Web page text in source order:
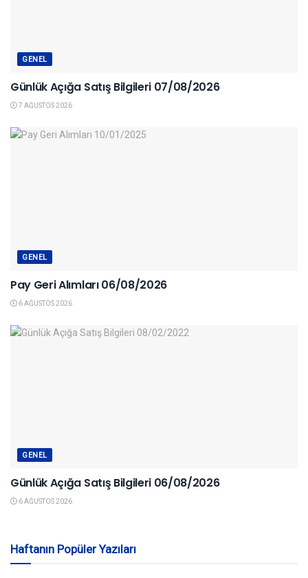
GENEL
Günlük Açığa Satış Bilgileri 07/08/2026
7 AĞUSTOS 2026
GENEL
Pay Geri Alımları 06/08/2026
6 AĞUSTOS 2026
GENEL
Günlük Açığa Satış Bilgileri 06/08/2026
6 AĞUSTOS 2026
Haftanın Popüler Yazıları